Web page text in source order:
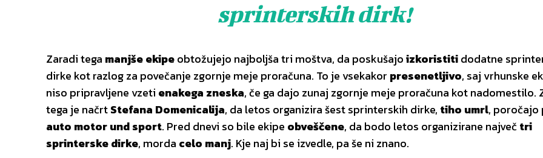
sprinterskih dirk!
Zaradi tega manjše ekipeobtožujejo najboljša tri moštva, da poskušajoizkoristitidodatne
dirke kot razlog za povečanje zgornje meje proračuna. To je vsekakor presenetljivo, saj vrhunske
niso pripravljene vzeti enakega zneska, če ga dajo zunaj zgornje meje proračuna kot nadomestilo.
tega je načrtStefana Domenicalija, da letos organizira šest sprinterskih dirke, tiho umrl, poročajo
auto motor und sport. Pred dnevi so bile ekipe obveščene, da bodo letos organizirane največ tri
sprinterske dirke, morda celo manj. Kje naj bi se izvedle, pa še ni znano.